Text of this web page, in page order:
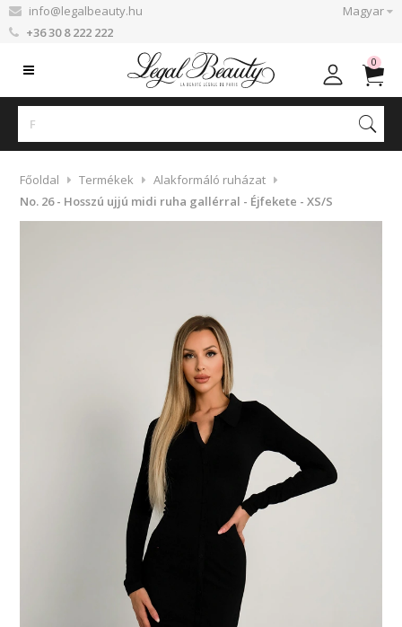
info@legalbeauty.hu
+36 30 8 222 222
Magyar
0
Főoldal Termékek
Alakformáló ruházat
No. 26 - Hosszú ujjú midi ruha gallérral - Éjfekete - XS/S